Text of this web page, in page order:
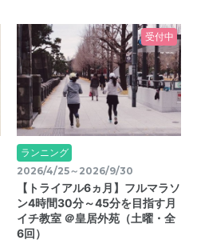
受付中
ランニング
2026/4/25～2026/9/30
【トライアル6ヵ月】フルマラソ
ン4時間30分～45分を目指す月
イチ教室 ＠皇居外苑（土曜・全
6回）